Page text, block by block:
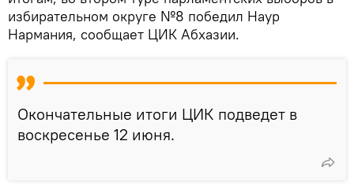
избирательном округе №8 победил Наур
Нармания, сообщает ЦИК Абхазии.
Окончательные итоги ЦИК подведет в
воскресенье 12 июня.